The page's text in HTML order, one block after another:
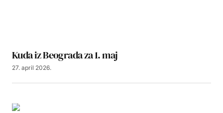
Kuda iz Beograda za 1. maj
27. april 2026.